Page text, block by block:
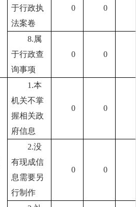
于行政执
法案卷
0 0
8.属
于行政查
询事项
0 0
1.本
机关不掌
握相关政
府信息
0 0
2.没
有现成信
息需要另
行制作
0 0